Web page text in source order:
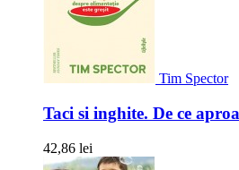
Tim Spector
Taci si inghite. De ce
42,86 lei